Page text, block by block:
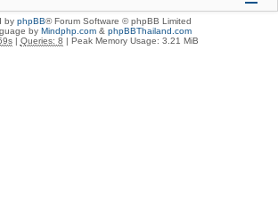
by phpBB® Forum Software © phpBB Limited
by Mindphp.com& phpBBThailand.com
| Queries: 8 | Peak Memory Usage: 3.21 MiB